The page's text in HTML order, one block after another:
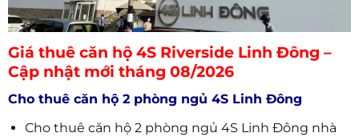
Giá thuê căn hộ 4S Riverside Linh Đông –
Cập nhật mới tháng 08/2026
Cho thuê căn hộ 2 phòng ngủ 4S Linh Đông
Cho thuê căn hộ 2 phòng ngủ 4S Linh Đông nhà